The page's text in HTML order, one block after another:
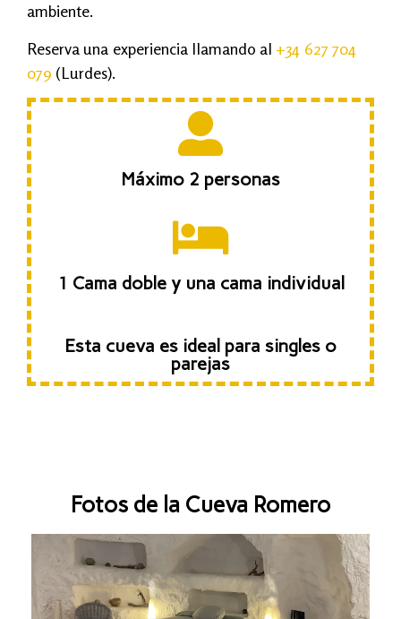
ambiente.
Reserva una experiencia llamando al +34 627 704
079 (Lurdes).
Máximo 2 personas
1 Cama doble y una cama individual
Esta cueva es ideal para singles o
parejas
Fotos de la Cueva Romero